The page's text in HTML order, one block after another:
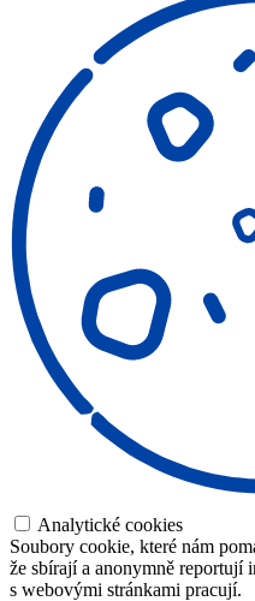
Analytické cookies
Soubory cookie, které nám
že sbírají a anonymně reportují
s webovými stránkami pracují.